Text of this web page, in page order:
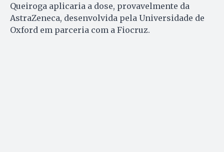
Queiroga aplicaria a dose, provavelmente da
AstraZeneca, desenvolvida pela Universidade de
Oxford em parceria com a Fiocruz.